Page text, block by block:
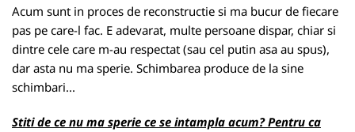
Acum sunt in proces de reconstructie si ma bucur de fiecare
pas pe care-l fac. E adevarat, multe persoane dispar, chiar si
dintre cele care m-au respectat (sau cel putin asa au spus),
dar asta nu ma sperie. Schimbarea produce de la sine
schimbari...
Stiti de ce nu ma sperie ce se intampla acum? Pentru ca